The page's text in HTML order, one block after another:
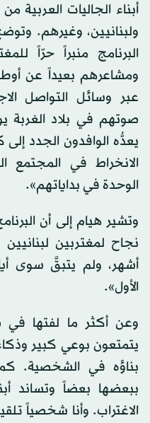
أبناء الجاليات العربية
ولبنانيين، وغيرهم.
البرنامج منبراً حرّاً
ومشاعرهم بعيداً عن
عبر وسائل التواصل
صوتهم في بلاد
يعدُّه الوافدون الجدد
الانخراط في
الوحدة في بداياتهم».
وتشير هيام إلى أن
أشهر، ولم يتبقَّ سوى
الأول».
وعن أكثر ما لفتها في
يتمتعون بوعي كبير
بناؤه في الشخصية.
ببعضها بعضاً وتساند
الاغتراب. وأنا شخصياً